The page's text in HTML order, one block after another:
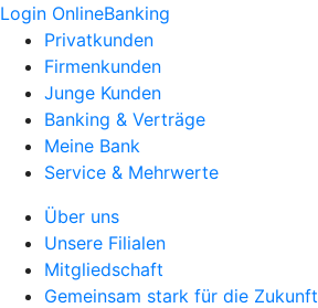
Login OnlineBanking
Privatkunden
Firmenkunden
Junge Kunden
Banking & Verträge
Meine Bank
Service & Mehrwerte
Über uns
Unsere Filialen
Mitgliedschaft
Gemeinsam stark für die Zukunft